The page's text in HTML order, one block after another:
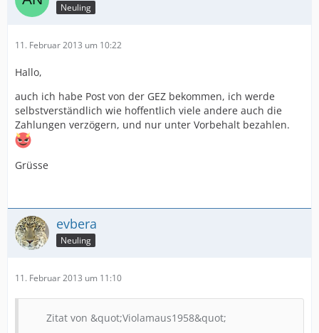
Neuling
11. Februar 2013 um 10:22
Hallo,
auch ich habe Post von der GEZ bekommen, ich werde
selbstverständlich wie hoffentlich viele andere auch die
Zahlungen verzögern, und nur unter Vorbehalt bezahlen.
Grüsse
evbera
Neuling
11. Februar 2013 um 11:10
Zitat von &quot;Violamaus1958&quot;